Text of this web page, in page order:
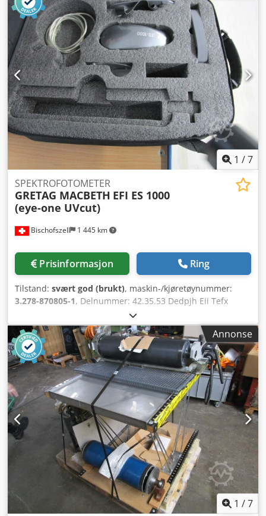
Grafix Digital 3000 - Elektronisk sidemerkekontroll
Dkedjzduu Uepfx Apasr - Elektronisk dobbeltarkkontroll -
Ultralyd dobbeltarkkontroll - Høyestabler-utlegg -
Skuffmating - Automatisk gummiduksvasker
1 /7
Bischofszell 1 445 km
SPEKTROFOTOMETER
GRETAG MACBETH EFI ES 1000
(eye-one UVcut)
Prisinformasjon Ring
Tilstand: svært god (brukt), maskin-/kjøretøynummer:
3.278-870805-1, Delnummer: 42.35.53 Dedpjh Eii Tefx
Apajkr Tekniske data og beskrivelse: se bilder
Annonse
1 /7